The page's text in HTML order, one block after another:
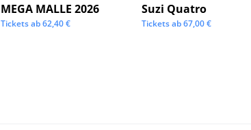
MEGA MALLE 2026
Tickets ab62,40€
Suzi Quatro
Tickets ab67,00€